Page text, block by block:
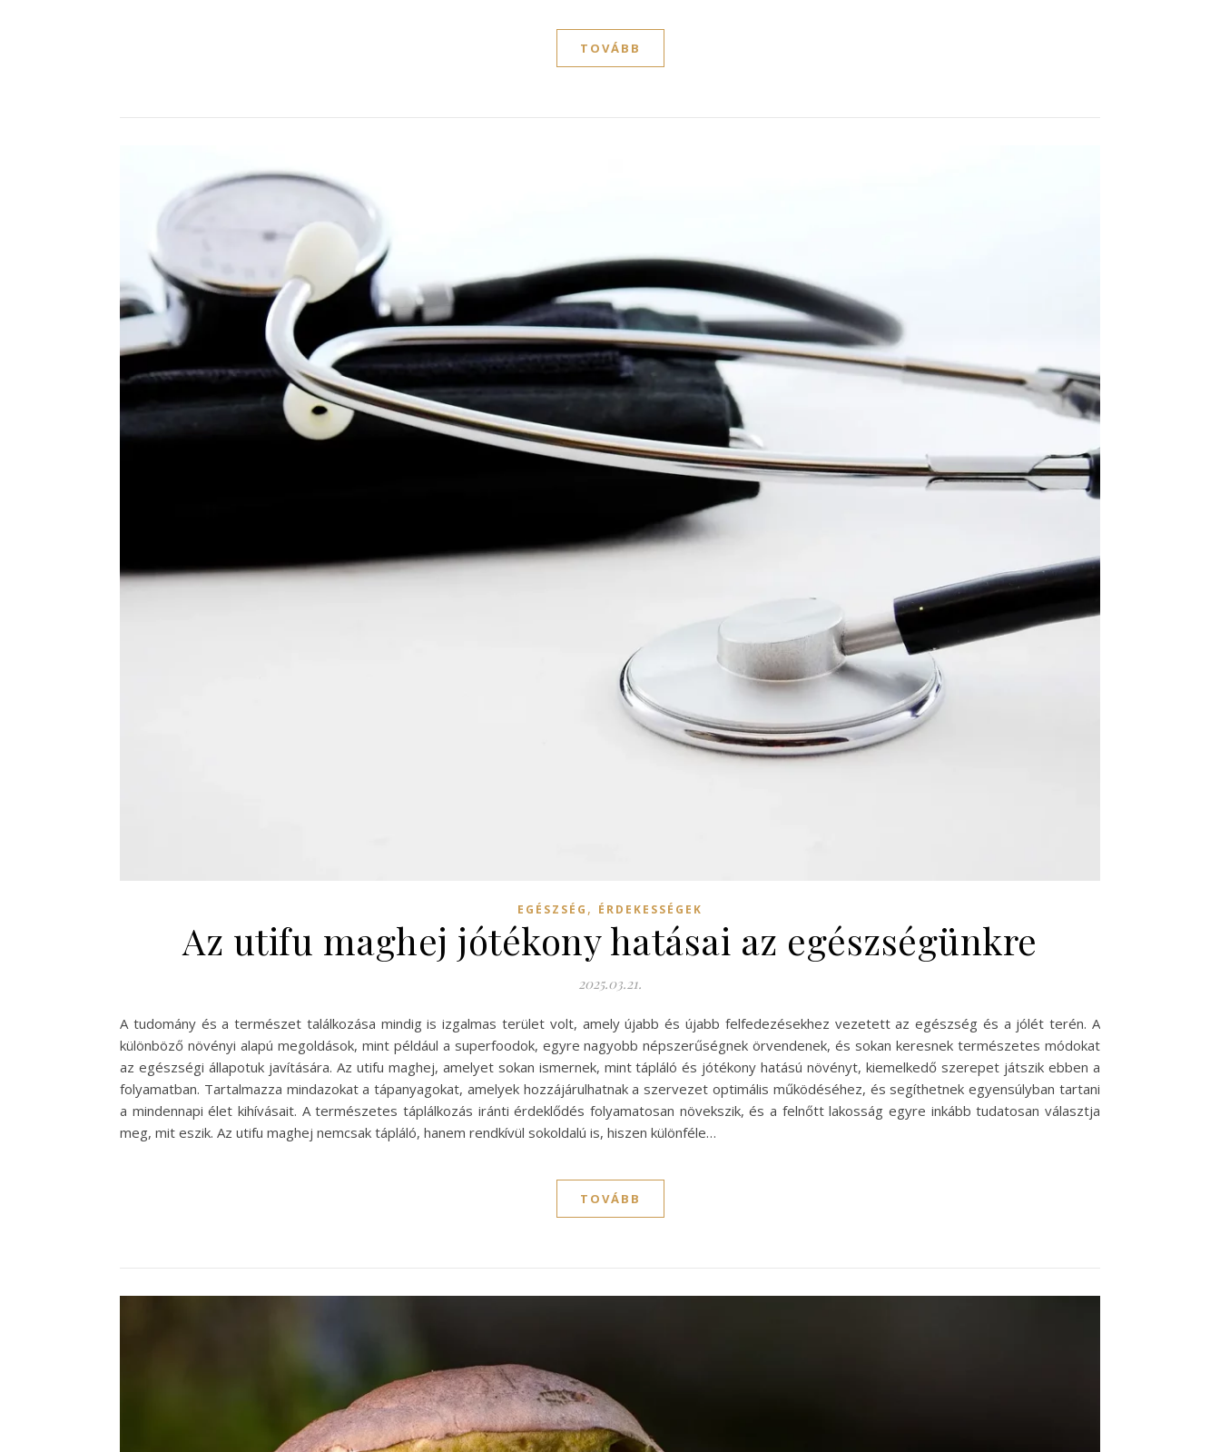
TOVÁBB
EGÉSZSÉG , ÉRDEKESSÉGEK
Az utifu maghej jótékony hatásai az egészségünkre
2025.03.21.
A tudomány és a természet találkozása mindig is izgalmas terület volt, amely újabb és újabb felfedezésekhez vezetett az egészség és a jólét terén. A
különböző növényi alapú megoldások, mint például a superfoodok, egyre nagyobb népszerűségnek örvendenek, és sokan keresnek természetes módokat
az egészségi állapotuk javítására. Az utifu maghej, amelyet sokan ismernek, mint tápláló és jótékony hatású növényt, kiemelkedő szerepet játszik ebben a
folyamatban. Tartalmazza mindazokat a tápanyagokat, amelyek hozzájárulhatnak a szervezet optimális működéséhez, és segíthetnek egyensúlyban tartani
a mindennapi élet kihívásait. A természetes táplálkozás iránti érdeklődés folyamatosan növekszik, és a felnőtt lakosság egyre inkább tudatosan választja
meg, mit eszik. Az utifu maghej nemcsak tápláló, hanem rendkívül sokoldalú is, hiszen különféle…
TOVÁBB